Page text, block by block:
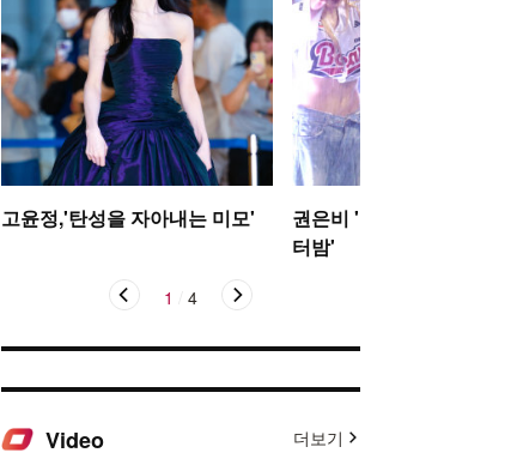
고윤정,'탄성을 자아내는 미모'
권은비 '야구장 더위 날리
터밤'
1 4
Video 더보기